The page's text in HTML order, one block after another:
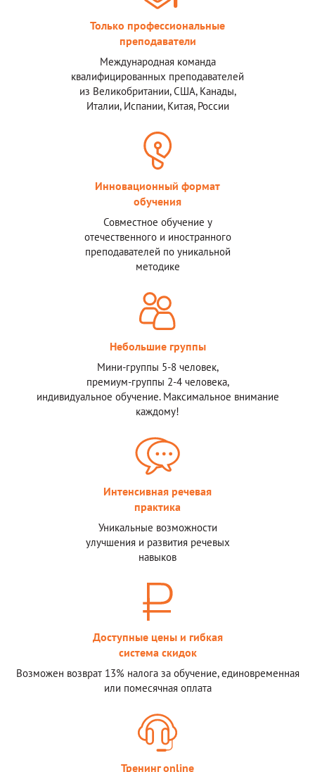
Только профессиональные
преподаватели
Международная команда
квалифицированных преподавателей
из Великобритании, США, Канады,
Италии, Испании, Китая, России
Инновационный формат
обучения
Совместное обучение у
отечественного и иностранного
преподавателей по уникальной
методике
Небольшие группы
Мини-группы 5-8 человек,
премиум-группы 2-4 человека,
индивидуальное обучение. Максимальное вниманиe
каждому!
Интенсивная речевая
практика
Уникальные возможности
улучшения и развития речевых
навыков
Доступные цены и гибкая
система скидок
Возможен возврат 13% налога за обучение, единовременная
или помесячная оплата
Тренинг online